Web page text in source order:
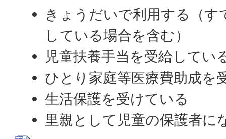
きょうだいで利用する（
している場合を含む）
児童扶養手当を受給してい
ひとり家庭等医療費助成を
生活保護を受けている
里親として児童の保護者に